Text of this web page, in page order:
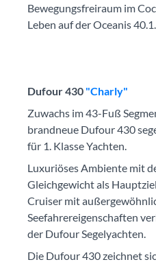
Bewegungsfreiraum im
Leben auf der Oceanis 40.1.
Dufour 430 "Charly"
Zuwachs im 43-Fuß
brandneue Dufour 430
für 1. Klasse Yachten.
Luxuriöses Ambiente mit
Gleichgewicht als
Cruiser mit
Seefahrereigenschaften
der Dufour Segelyachten.
Die Dufour 430 zeichnet